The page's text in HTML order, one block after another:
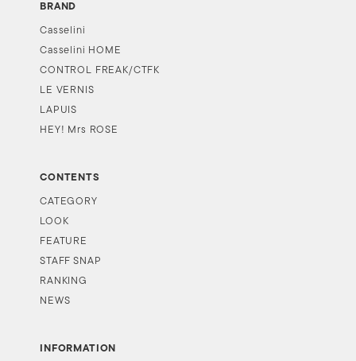
BRAND
Casselini
Casselini HOME
CONTROL FREAK/CTFK
LE VERNIS
LAPUIS
HEY! Mrs ROSE
CONTENTS
CATEGORY
LOOK
FEATURE
STAFF SNAP
RANKING
NEWS
INFORMATION